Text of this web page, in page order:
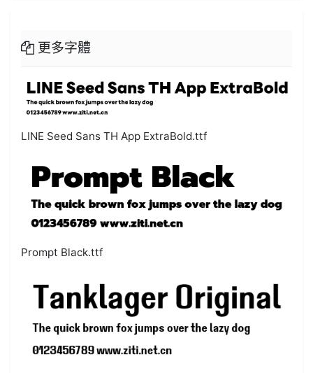
更多字體
LINE Seed Sans TH App ExtraBold.ttf
Prompt Black.ttf